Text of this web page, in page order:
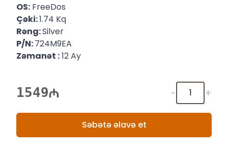
OS: FreeDos
Çəki:1.74 Kq
Rəng:Silver
P/N:724M9EA
Zəmanət :12 Ay
1549 - +
Səbətə əlavə et